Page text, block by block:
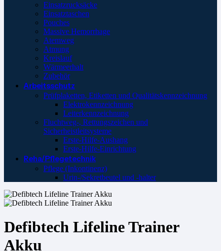
Einsatzrucksäcke
Einsatztaschen
Pouches
Massive Hemorrhage
Atemweg
Atmung
Kreislauf
Wärmeerhalt
Zubehör
Arbeitsschutz
Prüfplaketten, Etiketten und Qualitätskennzeichnung
Elektrokennzeichnung
Leiterkennzeichnung
Fluchtweg-, Rettungszeichen und
Sicherheistleitsysteme
Erste-Hilfe-Aushang
Erste-Hilfe-Einrichtung
Reha/Pflegetechnik
Pflege (Inkontinenz)
Urin-/Sekretbeutel und -halter
Defibtech Lifeline Trainer
Akku